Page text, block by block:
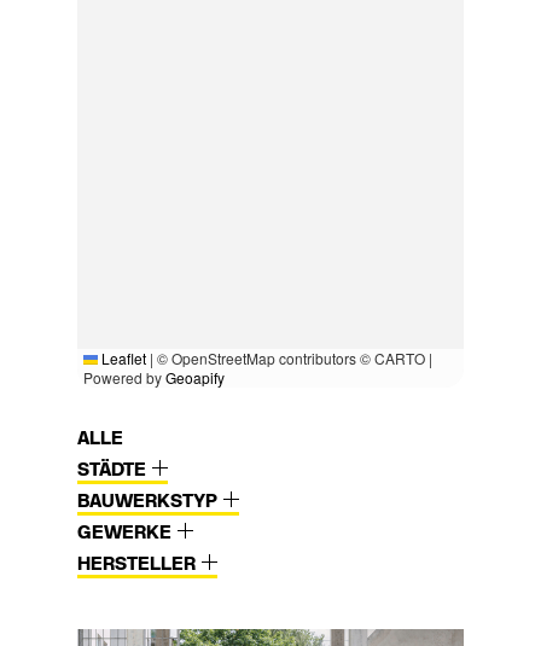
Leaflet | © OpenStreetMap contributors © CARTO |
Powered byGeoapify
ALLE
STÄDTE
BAUWERKSTYP
GEWERKE
HERSTELLER